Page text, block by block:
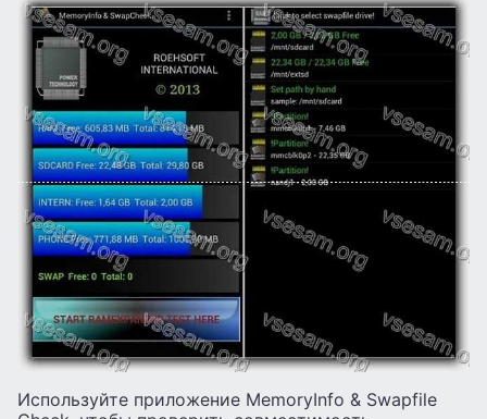
Используйте приложение MemoryInfo & Swapfile